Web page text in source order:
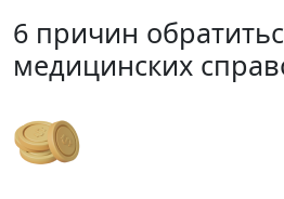
6 причин
медицинских